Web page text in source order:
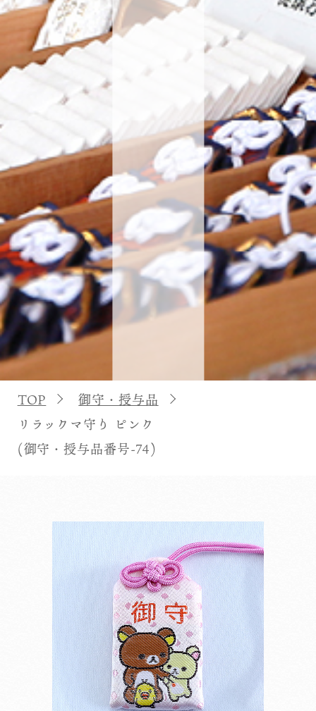
TOP
御守・授与品
リラックマ守り ピンク
(御守・授与品番号-74)